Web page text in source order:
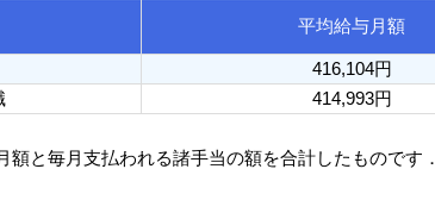
平均給与月額
416,104円
414,993円
額と毎月支払われる諸手当の額を合計したものです．